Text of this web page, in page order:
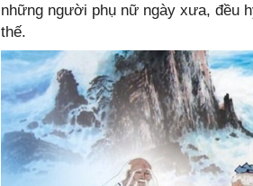
những người phụ nữ ngày xưa, đều
thế.